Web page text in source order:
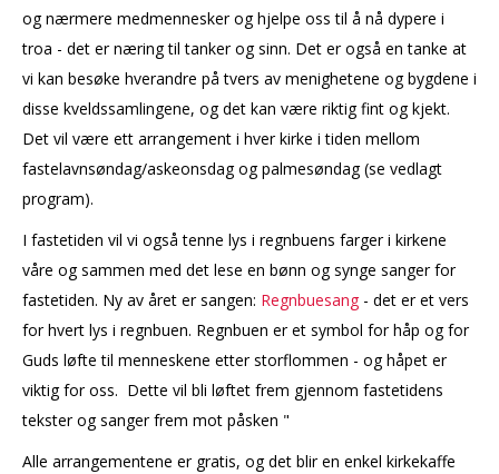
og nærmere medmennesker og hjelpe oss til å nå dypere i
troa - det er næring til tanker og sinn. Det er også en tanke at
vi kan besøke hverandre på tvers av menighetene og bygdene i
disse kveldssamlingene, og det kan være riktig fint og kjekt.
Det vil være ett arrangement i hver kirke i tiden mellom
fastelavnsøndag/askeonsdag og palmesøndag (se vedlagt
program).
I fastetiden vil vi også tenne lys i regnbuens farger i kirkene
våre og sammen med det lese en bønn og synge sanger for
fastetiden. Ny av året er sangen: Regnbuesang - det er et vers
for hvert lys i regnbuen. Regnbuen er et symbol for håp og for
Guds løfte til menneskene etter storflommen - og håpet er
viktig for oss. Dette vil bli løftet frem gjennom fastetidens
tekster og sanger frem mot påsken "
Alle arrangementene er gratis, og det blir en enkel kirkekaffe